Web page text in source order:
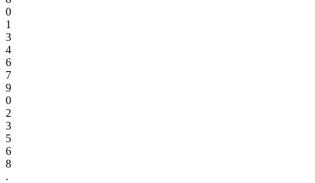
0
1
3
4
6
7
9
0
2
3
5
6
8
.